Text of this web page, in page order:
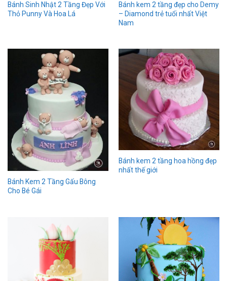
Bánh Sinh Nhật 2 Tầng Đẹp Với
Thỏ Punny Và Hoa Lá
Bánh kem 2 tầng đẹp cho Demy
– Diamond trẻ tuổi nhất Việt
Nam
Bánh Kem 2 Tầng Gấu Bông
Cho Bé Gái
Bánh kem 2 tầng hoa hồng đẹp
nhất thế giới